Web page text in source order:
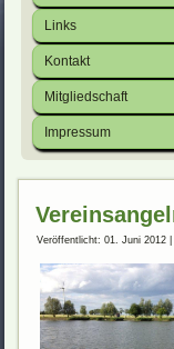
Links
Kontakt
Mitgliedschaft
Impressum
Veröffentlicht: 01. Juni 2012